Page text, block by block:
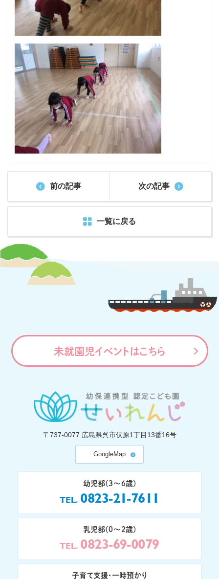
前の記事
一覧に戻る
次の記事
未就園児イベントはこちら
〒737-0077 広島県呉市伏原1丁目13番16号
GoogleMap
幼児部(3〜6歳)
TEL 0823-21-7611
乳児部(0〜2歳)
TEL 0823-69-0079
子育て支援・一時預かり